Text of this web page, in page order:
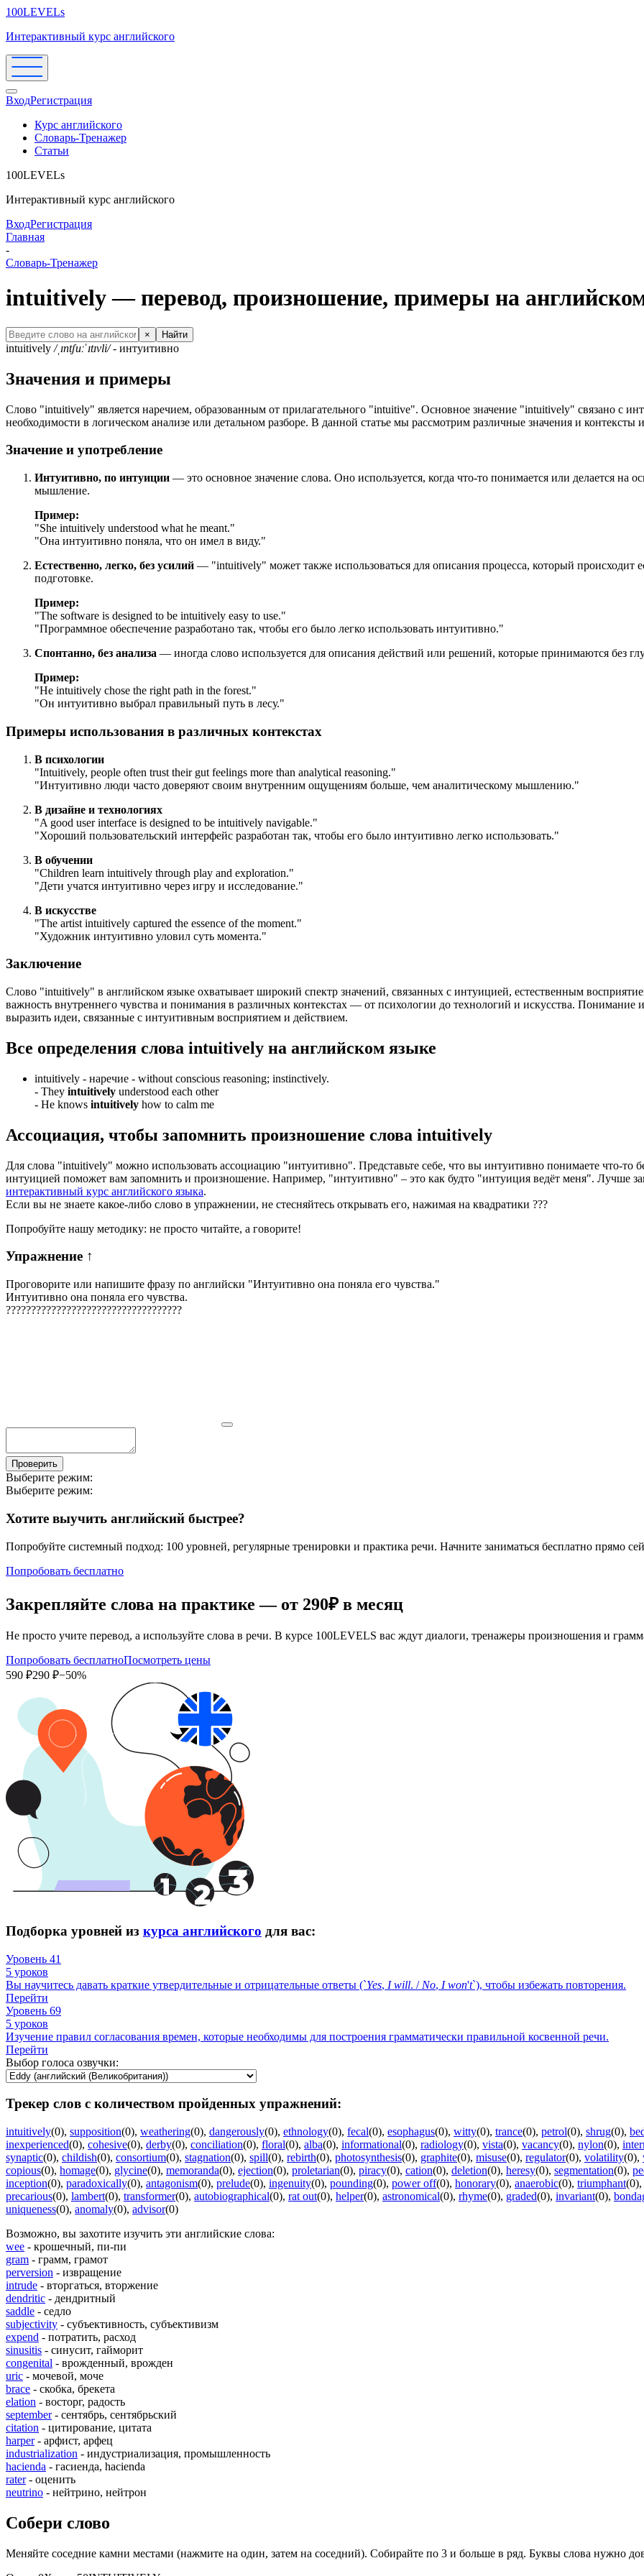
100LEVELs
Интерактивный курс английского
ВходРегистрация
Курс английского
Словарь-Тренажер
Статьи
100LEVELs
Интерактивный курс английского
ВходРегистрация
Главная
-
Словарь-Тренажер
intuitively — перевод, произношение, примеры на
× Найти
intuitively /ˌɪntʃuːˈɪtɪvli/- интуитивно
Значения и примеры
Слово "intuitively" является наречием, образованным от прилагательного "intuitive". Основное значение "intuitively" связано с
необходимости в логическом анализе или детальном разборе. В данной статье мы рассмотрим различные значения и
Значение и употребление
Интуитивно, по интуиции — это основное значение слова. Оно используется, когда что-то понимается или делается на
мышление.
Пример:
"She intuitively understood what he meant."
"Она интуитивно поняла, что он имел в виду."
Естественно, легко, без усилий — "intuitively" может также использоваться для описания процесса, который происходит
подготовке.
Пример:
"The software is designed to be intuitively easy to use."
"Программное обеспечение разработано так, чтобы его было легко использовать интуитивно."
Спонтанно, без анализа — иногда слово используется для описания действий или решений, которые принимаются без
Пример:
"He intuitively chose the right path in the forest."
"Он интуитивно выбрал правильный путь в лесу."
Примеры использования в различных контекстах
В психологии
"Intuitively, people often trust their gut feelings more than analytical reasoning."
"Интуитивно люди часто доверяют своим внутренним ощущениям больше, чем аналитическому мышлению."
В дизайне и технологиях
"A good user interface is designed to be intuitively navigable."
"Хороший пользовательский интерфейс разработан так, чтобы его было интуитивно легко использовать."
В обучении
"Children learn intuitively through play and exploration."
"Дети учатся интуитивно через игру и исследование."
В искусстве
"The artist intuitively captured the essence of the moment."
"Художник интуитивно уловил суть момента."
Заключение
Слово "intuitively" в английском языке охватывает широкий спектр значений, связанных с интуицией, естественным
важность внутреннего чувства и понимания в различных контекстах — от психологии до технологий и искусства.
выразить идеи, связанные с интуитивным восприятием и действием.
Все определения слова intuitively на английском языке
intuitively - наречие - without conscious reasoning; instinctively.
- They intuitively understood each other
- He knows intuitively how to calm me
Ассоциация, чтобы запомнить произношение слова intuitively
Для слова "intuitively" можно использовать ассоциацию "интуитивно". Представьте себе, что вы интуитивно понимаете что-то
интуицией поможет вам запомнить и произношение. Например, "интуитивно" – это как будто "интуиция ведёт меня". Лучше
интерактивный курс английского языка.
Если вы не знаете какое-либо слово в упражнении, не стесняйтесь открывать его, нажимая на квадратики ???
Попробуйте нашу методику: не просто читайте, а говорите!
Упражнение ↑
Проговорите или напишите фразу по английски "Интуитивно она поняла его чувства."
Интуитивно она поняла его чувства.
???????????????????????????????????
Проверить
Выберите режим:
Выберите режим:
Хотите выучить английский быстрее?
Попробуйте системный подход: 100 уровней, регулярные тренировки и практика речи. Начните заниматься бесплатно прямо
Попробовать бесплатно
Закрепляйте слова на практике — от 290₽ в месяц
Не просто учите перевод, а используйте слова в речи. В курсе 100LEVELS вас ждут диалоги, тренажеры произношения и
Попробовать бесплатноПосмотреть цены
590 ₽290 ₽−50%
Подборка уровней из курса английского для вас:
Уровень 41
5 уроков
Вы научитесь давать краткие утвердительные и отрицательные ответы (`Yes, I will. / No, I won't`), чтобы избежать повторения.
Перейти
Уровень 69
5 уроков
Изучение правил согласования времен, которые необходимы для построения грамматически правильной косвенной речи.
Перейти
Выбор голоса озвучки:
Трекер слов с количеством пройденных упражнений:
intuitively(0), supposition(0), weathering(0), dangerously(0), ethnology(0), fecal(0), esophagus(0), witty(0), trance(0), petrol(0), shrug(0),
inexperienced(0), cohesive(0), derby(0), conciliation(0), floral(0), alba(0), informational(0), radiology(0), vista(0), vacancy(0), nylon(0),
synaptic(0), childish(0), consortium(0), stagnation(0), spill(0), rebirth(0), photosynthesis(0), graphite(0), misuse(0), regulator(0), volatility(0),
copious(0), homage(0), glycine(0), memoranda(0), ejection(0), proletarian(0), piracy(0), cation(0), deletion(0), heresy(0), segmentation(0),
inception(0), paradoxically(0), antagonism(0), prelude(0), ingenuity(0), pounding(0), power off(0), honorary(0), anaerobic(0), triumphant(0),
precarious(0), lambert(0), transformer(0), autobiographical(0), rat out(0), helper(0), astronomical(0), rhyme(0), graded(0), invariant(0),
uniqueness(0), anomaly(0), advisor(0)
Возможно, вы захотите изучить эти английские слова:
wee - крошечный, пи-пи
gram - грамм, грамот
perversion - извращение
intrude - вторгаться, вторжение
dendritic - дендритный
saddle - седло
subjectivity - субъективность, субъективизм
expend - потратить, расход
sinusitis - синусит, гайморит
congenital - врожденный, врожден
uric - мочевой, моче
brace - скобка, брекета
elation - восторг, радость
september- сентябрь, сентябрьский
citation - цитирование, цитата
harper- арфист, арфец
industrialization - индустриализация, промышленность
hacienda - гасиенда, hacienda
rater- оценить
neutrino - нейтрино, нейтрон
Собери слово
Меняйте соседние камни местами (нажмите на один, затем на соседний). Собирайте по 3 и больше в ряд. Буквы слова нужно